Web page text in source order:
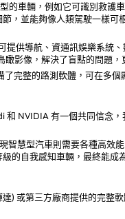
的車輛，例如它可識別救
，並能夠像人類駕駛一樣可
提供導航、資通訊娛樂系統
影像，解決了盲點的問題
完整的路測軟體，可在多
NVIDIA 有一個共同信念
慧型汽車則需要各種高效
的自我感知車輛，最終能
) 或第三方廠商提供的完整